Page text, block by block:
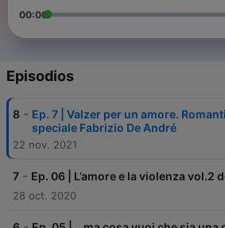
00:00
Episodios
8 - Ep. 7 | Valzer per un amore.
speciale Fabrizio De André
22 nov. 2021
7 - Ep. 06 | L’amore e la violenza vol.2
28 oct. 2020